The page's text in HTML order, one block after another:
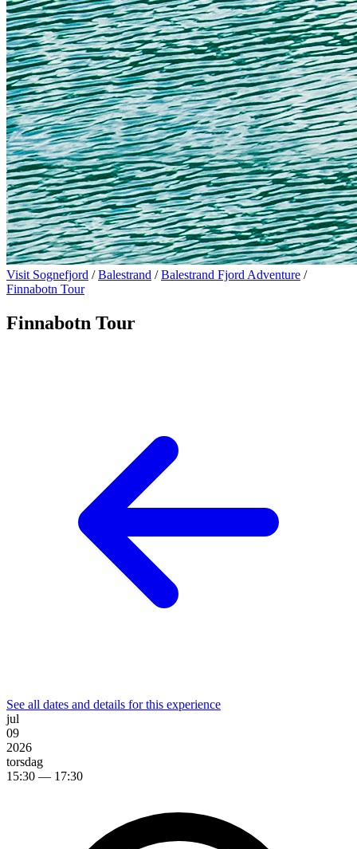
Visit Sognefjord / Balestrand / Balestrand Fjord Adventure /
Finnabotn Tour
Finnabotn Tour
See all dates and details for this experience
jul
09
2026
torsdag
15:30 — 17:30